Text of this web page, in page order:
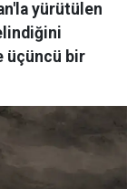
yürütülen
üçüncü bir